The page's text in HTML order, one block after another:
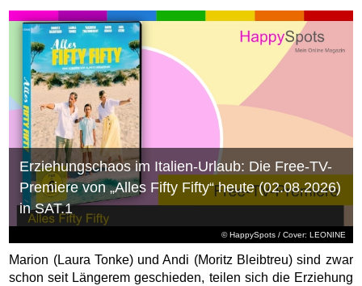
© HappySpots / Cover: LEONINE
Erziehungschaos im Italien-Urlaub: Die Free-TV-
Premiere von „Alles Fifty Fifty“ heute (02.08.2026)
in SAT.1
Marion (Laura Tonke) und Andi (Moritz Bleibtreu) sind zwar
schon seit Längerem geschieden, teilen sich die Erziehung